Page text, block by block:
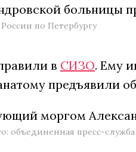
по Петербургу
в СИЗО. Ему
предъявили
объединенная пресс-служба